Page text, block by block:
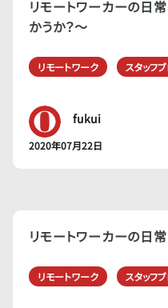
リモートワーカーの日
かうか？〜
リモートワーク スタッフ
fukui
2020年07月22日
リモートワーカーの日
リモートワーク スタッフ